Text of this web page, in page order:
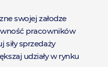
swojej załodze
pracowników
siły sprzedaży
udziały w rynku